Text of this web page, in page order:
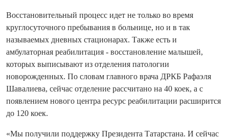
Восстановительный процесс идет не только во время
круглосуточного пребывания в больнице, но и в так
называемых дневных стационарах. Также есть и
амбулаторная реабилитация - восстановление малышей,
которых выписывают из отделения патологии
новорожденных. По словам главного врача ДРКБ Рафаэля
Шавалиева, сейчас отделение рассчитано на 40 коек, а с
появлением нового центра ресурс реабилитации расширится
до 120 коек.
«Мы получили поддержку Президента Татарстана. И сейчас